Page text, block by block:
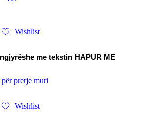
Wishlist
me tekstin HAPUR ME
Wishlist